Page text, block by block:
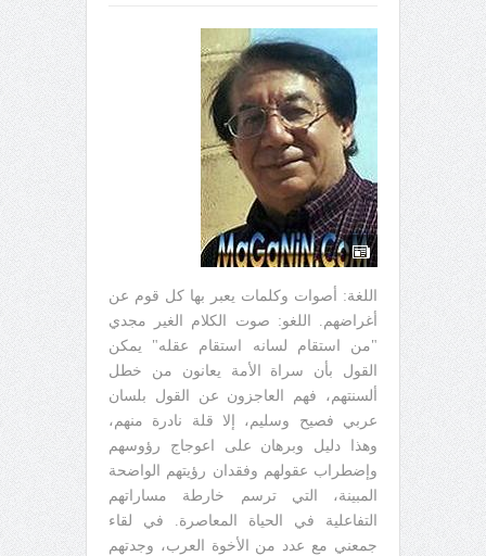
اللغة: أصوات وكلمات يعبر بها كل قوم عن
أغراضهم. اللغو: صوت الكلام الغير مجدي
"من استقام لسانه استقام عقله" يمكن
القول بأن سراة الأمة يعانون من خطل
ألسنتهم، فهم العاجزون عن القول بلسان
عربي فصيح وسليم، إلا قلة نادرة منهم،
وهذا دليل وبرهان على اعوجاج رؤوسهم
وإضطراب عقولهم وفقدان رؤيتهم الواضحة
المبينة، التي ترسم خارطة مساراتهم
التفاعلية في الحياة المعاصرة. في لقاء
جمعني مع عدد من الأخوة العرب، وجدتهم